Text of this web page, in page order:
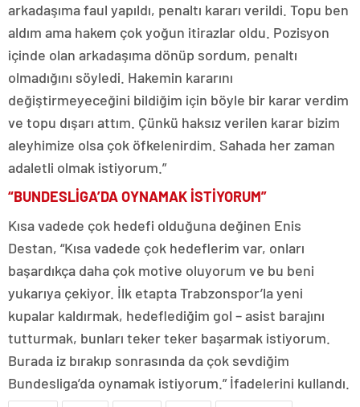
arkadaşıma faul yapıldı, penaltı kararı verildi. Topu ben
aldım ama hakem çok yoğun itirazlar oldu. Pozisyon
içinde olan arkadaşıma dönüp sordum, penaltı
olmadığını söyledi. Hakemin kararını
değiştirmeyeceğini bildiğim için böyle bir karar verdim
ve topu dışarı attım. Çünkü haksız verilen karar bizim
aleyhimize olsa çok öfkelenirdim. Sahada her zaman
adaletli olmak istiyorum.”
“BUNDESLİGA’DA OYNAMAK İSTİYORUM”
Kısa vadede çok hedefi olduğuna değinen Enis
Destan, “Kısa vadede çok hedeflerim var, onları
başardıkça daha çok motive oluyorum ve bu beni
yukarıya çekiyor. İlk etapta Trabzonspor’la yeni
kupalar kaldırmak, hedeflediğim gol – asist barajını
tutturmak, bunları teker teker başarmak istiyorum.
Burada iz bırakıp sonrasında da çok sevdiğim
Bundesliga’da oynamak istiyorum.” İfadelerini kullandı.